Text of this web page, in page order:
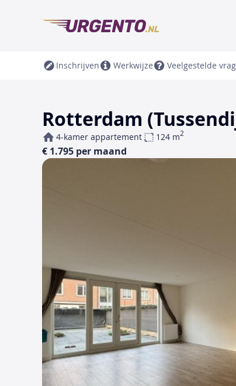
Inschrijven Werkwijze Veelgestelde
Rotterdam
4-kamer appartement 124 m2
€ 1.795 per maand